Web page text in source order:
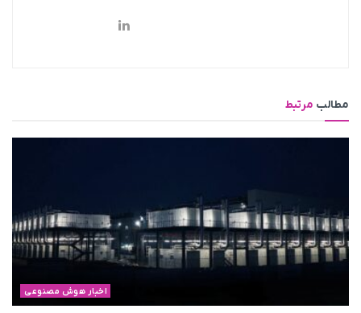
مطالب مرتبط
اخبار هوش مصنوعی